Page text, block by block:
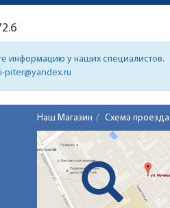
информацию у наших специалистов.
piter@yandex.ru
Наш Магазин Схема проезда